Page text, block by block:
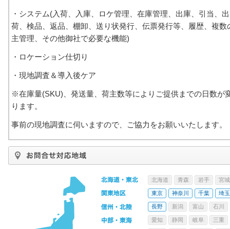
・システム(入荷、入庫、ロケ管理、在庫管理、出庫、引当、出
荷、検品、返品、棚卸、送り状発行、伝票発行等、履歴、複数
主管理、その他御社で必要な機能)
・ロケーション仕切り
・現地調査＆導入後ケア
※在庫量(SKU)、発送量、荷主数等によりご提供までの日数が
ります。
事前の現地調査に伺いますので、ご協力をお願いいたします。
北海道 青森 岩手 宮城
東京 神奈川 千葉 埼玉
長野 新潟 富山 石川
愛知 静岡 岐阜 三重